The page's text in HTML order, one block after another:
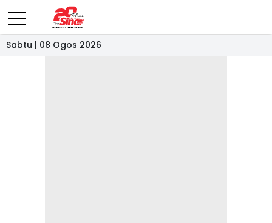
Sabtu | 08 Ogos 2026